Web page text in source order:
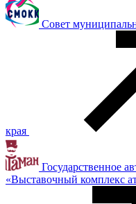
Совет
края
Государственное
«Выставочный комплекс